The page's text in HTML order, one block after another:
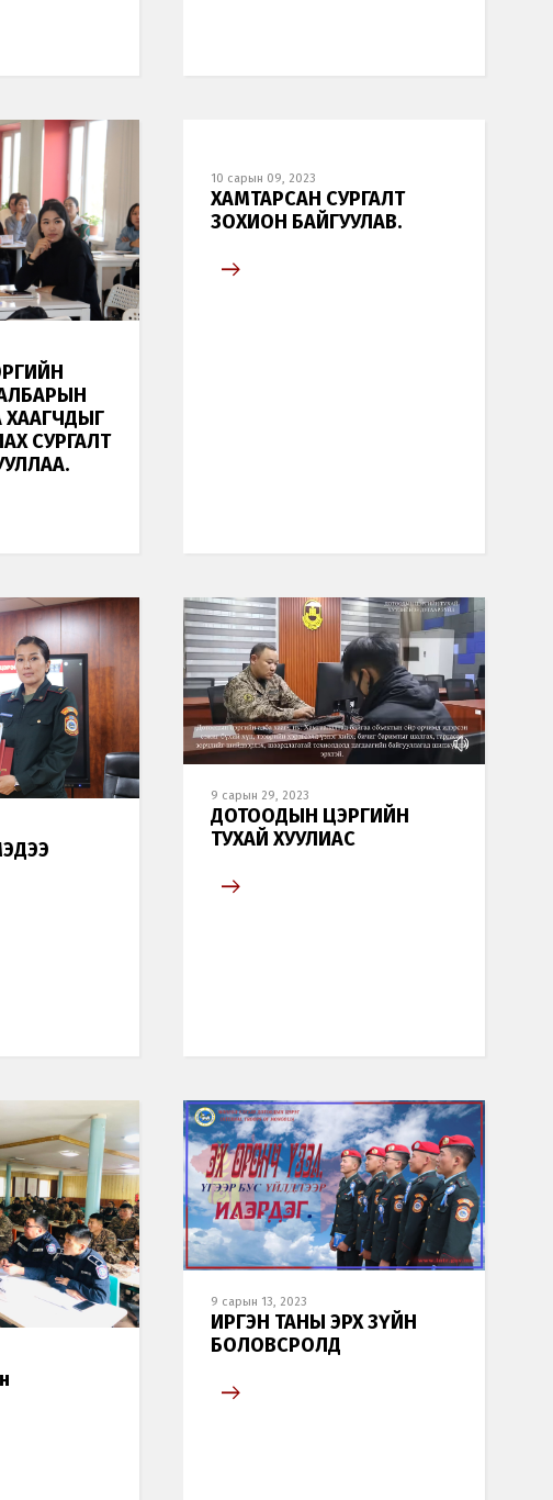
ХААГЧДЫГ
СУРГАЛТ
10 сарын 09, 2023
ХАМТАРСАН СУРГАЛТ
ЗОХИОН БАЙГУУЛАВ.
9 сарын 29, 2023
ДОТООДЫН ЦЭРГИЙН
ТУХАЙ ХУУЛИАС
9 сарын 13, 2023
ИРГЭН ТАНЫ ЭРХ ЗҮЙН
БОЛОВСРОЛД